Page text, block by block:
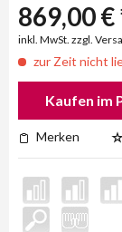
869,00 €
inkl. MwSt. zzgl.
zur Zeit nicht
Kaufen im
Merken